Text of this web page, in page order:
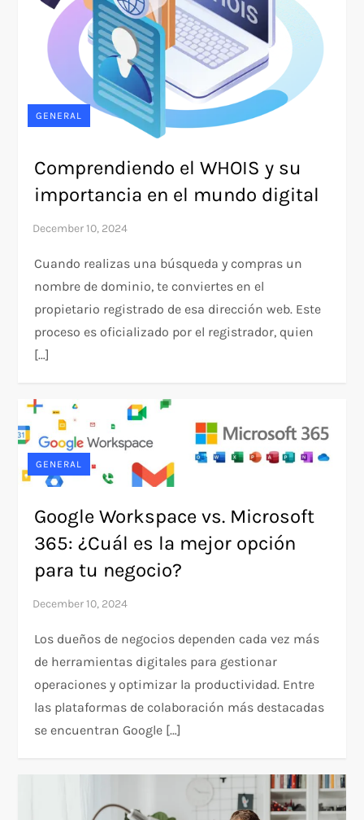
GENERAL
Comprendiendo el WHOIS y su
importancia en el mundo digital
Cuando realizas una búsqueda y compras un
nombre de dominio, te conviertes en el
propietario registrado de esa dirección web. Este
proceso es oficializado por el registrador, quien
[…]
GENERAL
Google Workspace vs. Microsoft
365: ¿Cuál es la mejor opción
para tu negocio?
Los dueños de negocios dependen cada vez más
de herramientas digitales para gestionar
operaciones y optimizar la productividad. Entre
las plataformas de colaboración más destacadas
se encuentran Google […]